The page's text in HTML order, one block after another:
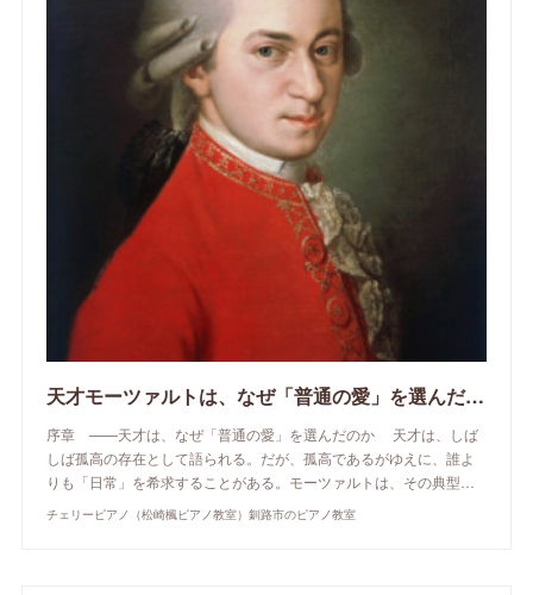
天才モーツァルトは、なぜ「普通の愛」を選んだのか
序章 ——天才は、なぜ「普通の愛」を選んだのか 天才は、しば
しば孤高の存在として語られる。だが、孤高であるがゆえに、誰よ
りも「日常」を希求することがある。モーツァルトは、その典型…
チェリーピアノ（松崎楓ピアノ教室）釧路市のピアノ教室